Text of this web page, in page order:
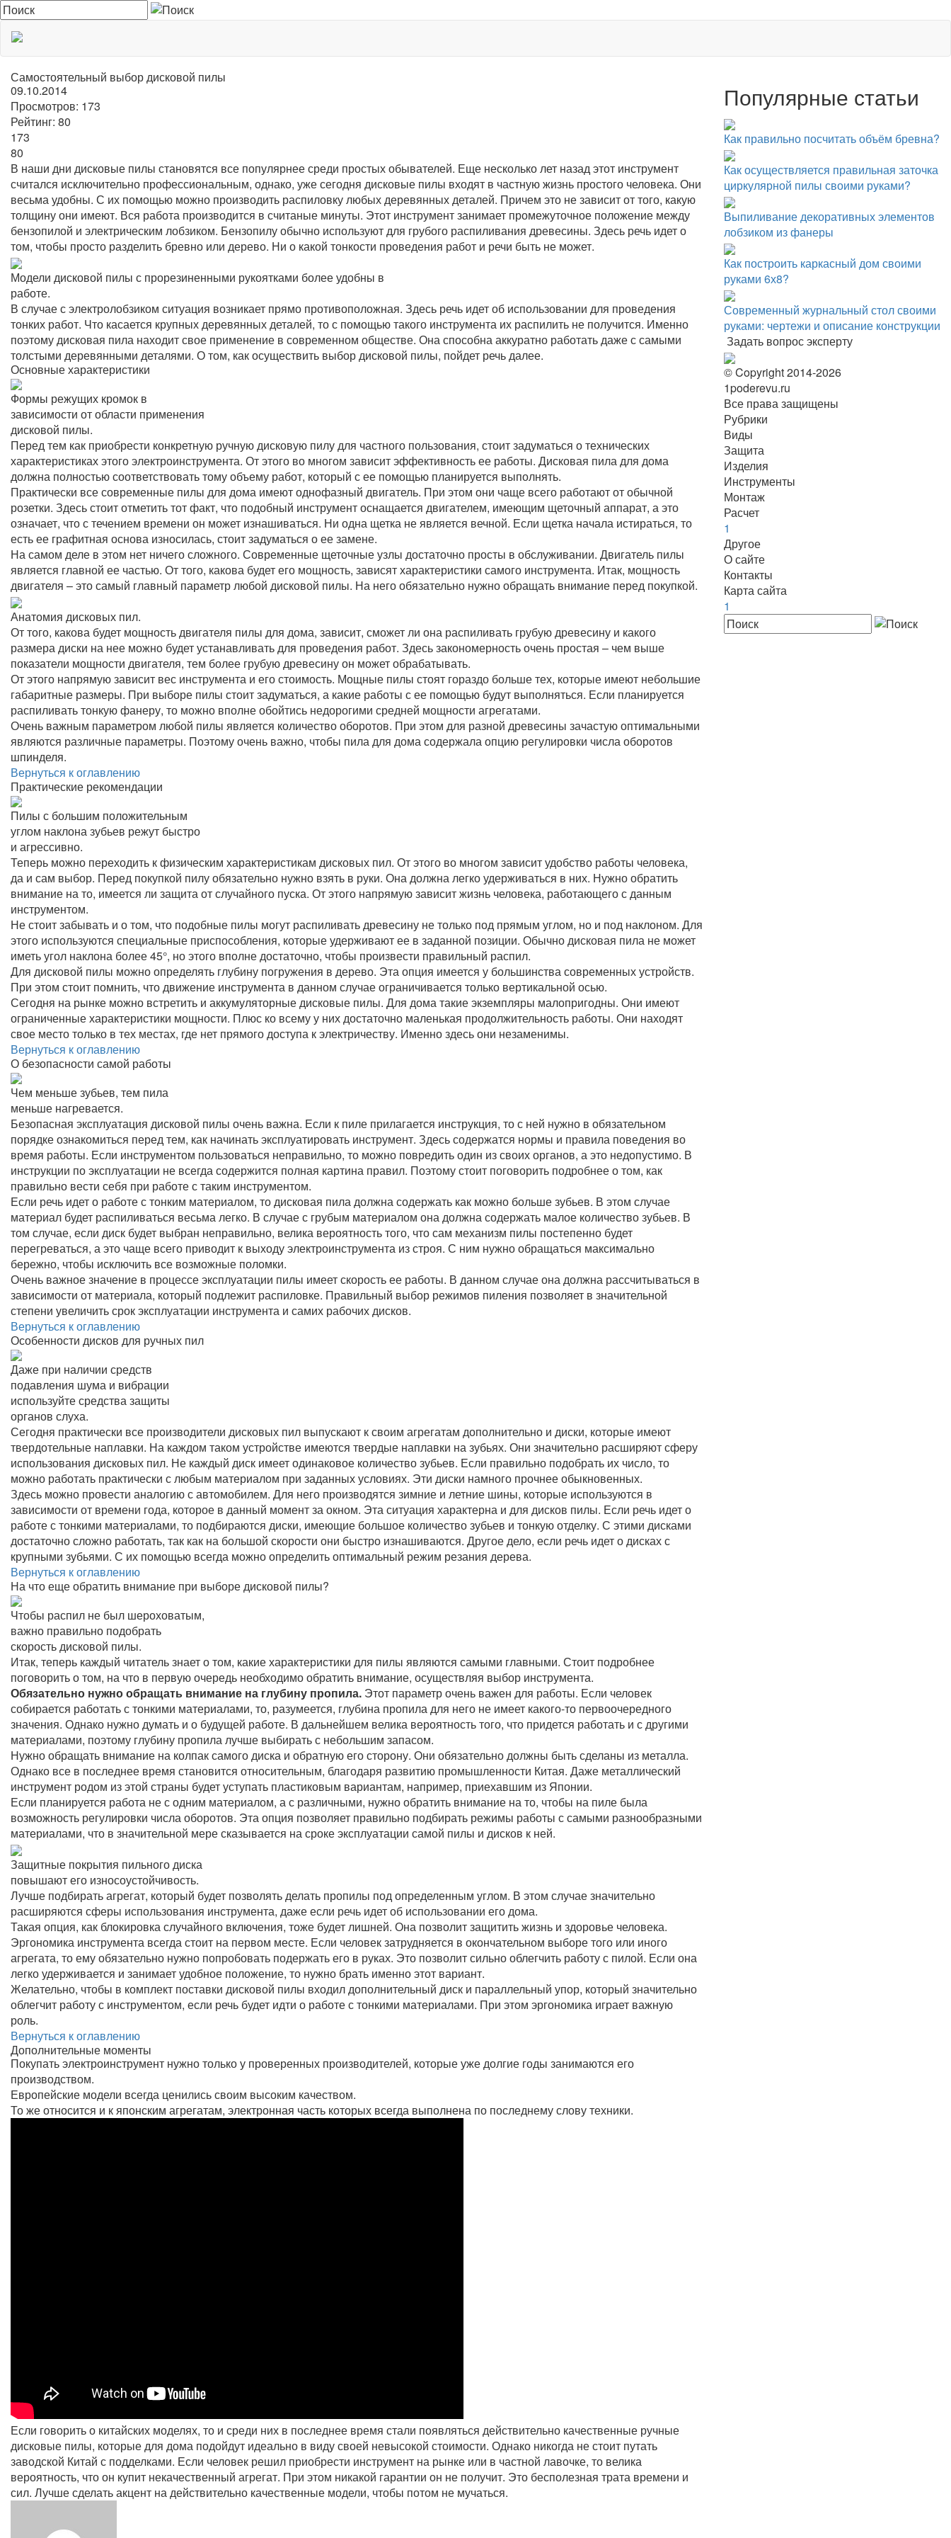
Самостоятельный выбор дисковой пилы
09.10.2014
Просмотров: 173
Рейтинг: 80
173
80
В наши дни дисковые пилы становятся все популярнее среди простых обывателей. Еще несколько лет назад этот инструмент
считался исключительно профессиональным, однако, уже сегодня дисковые пилы входят в частную жизнь простого человека. Они
весьма удобны. С их помощью можно производить распиловку любых деревянных деталей. Причем это не зависит от того, какую
толщину они имеют. Вся работа производится в считаные минуты. Этот инструмент занимает промежуточное положение между
бензопилой и электрическим лобзиком. Бензопилу обычно используют для грубого распиливания древесины. Здесь речь идет о
том, чтобы просто разделить бревно или дерево. Ни о какой тонкости проведения работ и речи быть не может.
Модели дисковой пилы с прорезиненными рукоятками более удобны в
работе.
В случае с электролобзиком ситуация возникает прямо противоположная. Здесь речь идет об использовании для проведения
тонких работ. Что касается крупных деревянных деталей, то с помощью такого инструмента их распилить не получится. Именно
поэтому дисковая пила находит свое применение в современном обществе. Она способна аккуратно работать даже с самыми
толстыми деревянными деталями. О том, как осуществить выбор дисковой пилы, пойдет речь далее.
Основные характеристики
Формы режущих кромок в
зависимости от области применения
дисковой пилы.
Перед тем как приобрести конкретную ручную дисковую пилу для частного пользования, стоит задуматься о технических
характеристиках этого электроинструмента. От этого во многом зависит эффективность ее работы. Дисковая пила для дома
должна полностью соответствовать тому объему работ, который с ее помощью планируется выполнять.
Практически все современные пилы для дома имеют однофазный двигатель. При этом они чаще всего работают от обычной
розетки. Здесь стоит отметить тот факт, что подобный инструмент оснащается двигателем, имеющим щеточный аппарат, а это
означает, что с течением времени он может изнашиваться. Ни одна щетка не является вечной. Если щетка начала истираться, то
есть ее графитная основа износилась, стоит задуматься о ее замене.
На самом деле в этом нет ничего сложного. Современные щеточные узлы достаточно просты в обслуживании. Двигатель пилы
является главной ее частью. От того, какова будет его мощность, зависят характеристики самого инструмента. Итак, мощность
двигателя – это самый главный параметр любой дисковой пилы. На него обязательно нужно обращать внимание перед покупкой.
Анатомия дисковых пил.
От того, какова будет мощность двигателя пилы для дома, зависит, сможет ли она распиливать грубую древесину и какого
размера диски на нее можно будет устанавливать для проведения работ. Здесь закономерность очень простая – чем выше
показатели мощности двигателя, тем более грубую древесину он может обрабатывать.
От этого напрямую зависит вес инструмента и его стоимость. Мощные пилы стоят гораздо больше тех, которые имеют небольшие
габаритные размеры. При выборе пилы стоит задуматься, а какие работы с ее помощью будут выполняться. Если планируется
распиливать тонкую фанеру, то можно вполне обойтись недорогими средней мощности агрегатами.
Очень важным параметром любой пилы является количество оборотов. При этом для разной древесины зачастую оптимальными
являются различные параметры. Поэтому очень важно, чтобы пила для дома содержала опцию регулировки числа оборотов
шпинделя.
Вернуться к оглавлению
Практические рекомендации
Пилы с большим положительным
углом наклона зубьев режут быстро
и агрессивно.
Теперь можно переходить к физическим характеристикам дисковых пил. От этого во многом зависит удобство работы человека,
да и сам выбор. Перед покупкой пилу обязательно нужно взять в руки. Она должна легко удерживаться в них. Нужно обратить
внимание на то, имеется ли защита от случайного пуска. От этого напрямую зависит жизнь человека, работающего с данным
инструментом.
Не стоит забывать и о том, что подобные пилы могут распиливать древесину не только под прямым углом, но и под наклоном. Для
этого используются специальные приспособления, которые удерживают ее в заданной позиции. Обычно дисковая пила не может
иметь угол наклона более 45°, но этого вполне достаточно, чтобы произвести правильный распил.
Для дисковой пилы можно определять глубину погружения в дерево. Эта опция имеется у большинства современных устройств.
При этом стоит помнить, что движение инструмента в данном случае ограничивается только вертикальной осью.
Сегодня на рынке можно встретить и аккумуляторные дисковые пилы. Для дома такие экземпляры малопригодны. Они имеют
ограниченные характеристики мощности. Плюс ко всему у них достаточно маленькая продолжительность работы. Они находят
свое место только в тех местах, где нет прямого доступа к электричеству. Именно здесь они незаменимы.
Вернуться к оглавлению
О безопасности самой работы
Чем меньше зубьев, тем пила
меньше нагревается.
Безопасная эксплуатация дисковой пилы очень важна. Если к пиле прилагается инструкция, то с ней нужно в обязательном
порядке ознакомиться перед тем, как начинать эксплуатировать инструмент. Здесь содержатся нормы и правила поведения во
время работы. Если инструментом пользоваться неправильно, то можно повредить один из своих органов, а это недопустимо. В
инструкции по эксплуатации не всегда содержится полная картина правил. Поэтому стоит поговорить подробнее о том, как
правильно вести себя при работе с таким инструментом.
Если речь идет о работе с тонким материалом, то дисковая пила должна содержать как можно больше зубьев. В этом случае
материал будет распиливаться весьма легко. В случае с грубым материалом она должна содержать малое количество зубьев. В
том случае, если диск будет выбран неправильно, велика вероятность того, что сам механизм пилы постепенно будет
перегреваться, а это чаще всего приводит к выходу электроинструмента из строя. С ним нужно обращаться максимально
бережно, чтобы исключить все возможные поломки.
Очень важное значение в процессе эксплуатации пилы имеет скорость ее работы. В данном случае она должна рассчитываться в
зависимости от материала, который подлежит распиловке. Правильный выбор режимов пиления позволяет в значительной
степени увеличить срок эксплуатации инструмента и самих рабочих дисков.
Вернуться к оглавлению
Особенности дисков для ручных пил
Даже при наличии средств
подавления шума и вибрации
используйте средства защиты
органов слуха.
Сегодня практически все производители дисковых пил выпускают к своим агрегатам дополнительно и диски, которые имеют
твердотельные наплавки. На каждом таком устройстве имеются твердые наплавки на зубьях. Они значительно расширяют сферу
использования дисковых пил. Не каждый диск имеет одинаковое количество зубьев. Если правильно подобрать их число, то
можно работать практически с любым материалом при заданных условиях. Эти диски намного прочнее обыкновенных.
Здесь можно провести аналогию с автомобилем. Для него производятся зимние и летние шины, которые используются в
зависимости от времени года, которое в данный момент за окном. Эта ситуация характерна и для дисков пилы. Если речь идет о
работе с тонкими материалами, то подбираются диски, имеющие большое количество зубьев и тонкую отделку. С этими дисками
достаточно сложно работать, так как на большой скорости они быстро изнашиваются. Другое дело, если речь идет о дисках с
крупными зубьями. С их помощью всегда можно определить оптимальный режим резания дерева.
Вернуться к оглавлению
На что еще обратить внимание при выборе дисковой пилы?
Чтобы распил не был шероховатым,
важно правильно подобрать
скорость дисковой пилы.
Итак, теперь каждый читатель знает о том, какие характеристики для пилы являются самыми главными. Стоит подробнее
поговорить о том, на что в первую очередь необходимо обратить внимание, осуществляя выбор инструмента.
Обязательно нужно обращать внимание на глубину пропила. Этот параметр очень важен для работы. Если человек
собирается работать с тонкими материалами, то, разумеется, глубина пропила для него не имеет какого-то первоочередного
значения. Однако нужно думать и о будущей работе. В дальнейшем велика вероятность того, что придется работать и с другими
материалами, поэтому глубину пропила лучше выбирать с небольшим запасом.
Нужно обращать внимание на колпак самого диска и обратную его сторону. Они обязательно должны быть сделаны из металла.
Однако все в последнее время становится относительным, благодаря развитию промышленности Китая. Даже металлический
инструмент родом из этой страны будет уступать пластиковым вариантам, например, приехавшим из Японии.
Если планируется работа не с одним материалом, а с различными, нужно обратить внимание на то, чтобы на пиле была
возможность регулировки числа оборотов. Эта опция позволяет правильно подбирать режимы работы с самыми разнообразными
материалами, что в значительной мере сказывается на сроке эксплуатации самой пилы и дисков к ней.
Защитные покрытия пильного диска
повышают его износоустойчивость.
Лучше подбирать агрегат, который будет позволять делать пропилы под определенным углом. В этом случае значительно
расширяются сферы использования инструмента, даже если речь идет об использовании его дома.
Такая опция, как блокировка случайного включения, тоже будет лишней. Она позволит защитить жизнь и здоровье человека.
Эргономика инструмента всегда стоит на первом месте. Если человек затрудняется в окончательном выборе того или иного
агрегата, то ему обязательно нужно попробовать подержать его в руках. Это позволит сильно облегчить работу с пилой. Если она
легко удерживается и занимает удобное положение, то нужно брать именно этот вариант.
Желательно, чтобы в комплект поставки дисковой пилы входил дополнительный диск и параллельный упор, который значительно
облегчит работу с инструментом, если речь будет идти о работе с тонкими материалами. При этом эргономика играет важную
роль.
Вернуться к оглавлению
Дополнительные моменты
Покупать электроинструмент нужно только у проверенных производителей, которые уже долгие годы занимаются его
производством.
Европейские модели всегда ценились своим высоким качеством.
То же относится и к японским агрегатам, электронная часть которых всегда выполнена по последнему слову техники.
Если говорить о китайских моделях, то и среди них в последнее время стали появляться действительно качественные ручные
дисковые пилы, которые для дома подойдут идеально в виду своей невысокой стоимости. Однако никогда не стоит путать
заводской Китай с подделками. Если человек решил приобрести инструмент на рынке или в частной лавочке, то велика
вероятность, что он купит некачественный агрегат. При этом никакой гарантии он не получит. Это бесполезная трата времени и
сил. Лучше сделать акцент на действительно качественные модели, чтобы потом не мучаться.
Популярные статьи
Как правильно посчитать объём бревна?
Как осуществляется правильная заточка
циркулярной пилы своими руками?
Выпиливание декоративных элементов
лобзиком из фанеры
Как построить каркасный дом своими
руками 6х8?
Современный журнальный стол своими
руками: чертежи и описание конструкции
Задать вопрос эксперту
© Copyright 2014-2026
1poderevu.ru
Все права защищены
Рубрики
Виды
Защита
Изделия
Инструменты
Монтаж
Расчет
1
Другое
О сайте
Контакты
Карта сайта
1